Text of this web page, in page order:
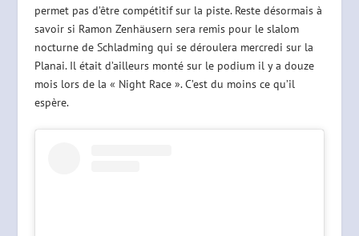
permet pas d’être compétitif sur la piste. Reste désormais à
savoir si Ramon Zenhäusern sera remis pour le slalom
nocturne de Schladming qui se déroulera mercredi sur la
Planai. Il était d’ailleurs monté sur le podium il y a douze
mois lors de la « Night Race ». C’est du moins ce qu’il
espère.